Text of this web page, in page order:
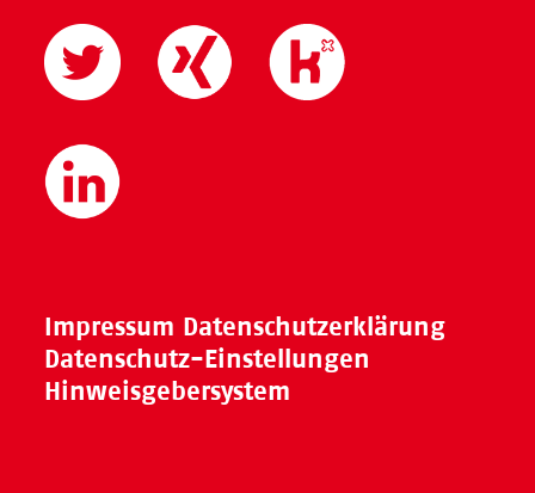
Impressum Datenschutzerklärung
Datenschutz-Einstellungen
Hinweisgebersystem